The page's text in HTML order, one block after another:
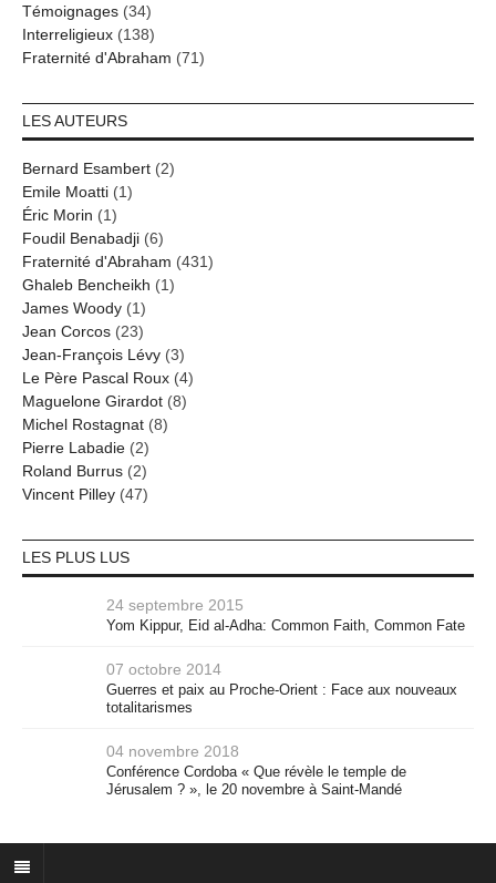
Témoignages (34)
Interreligieux (138)
Fraternité d'Abraham (71)
LES AUTEURS
Bernard Esambert (2)
Emile Moatti (1)
Éric Morin (1)
Foudil Benabadji (6)
Fraternité d'Abraham (431)
Ghaleb Bencheikh (1)
James Woody (1)
Jean Corcos (23)
Jean-François Lévy (3)
Le Père Pascal Roux (4)
Maguelone Girardot (8)
Michel Rostagnat (8)
Pierre Labadie (2)
Roland Burrus (2)
Vincent Pilley (47)
LES PLUS LUS
24 septembre 2015
Yom Kippur, Eid al-Adha: Common Faith, Common Fate
07 octobre 2014
Guerres et paix au Proche-Orient : Face aux nouveaux
totalitarismes
04 novembre 2018
Conférence Cordoba « Que révèle le temple de
Jérusalem ? », le 20 novembre à Saint-Mandé